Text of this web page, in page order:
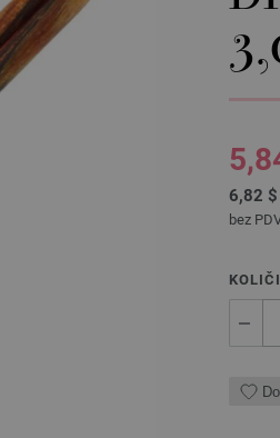
6,82 $
bez